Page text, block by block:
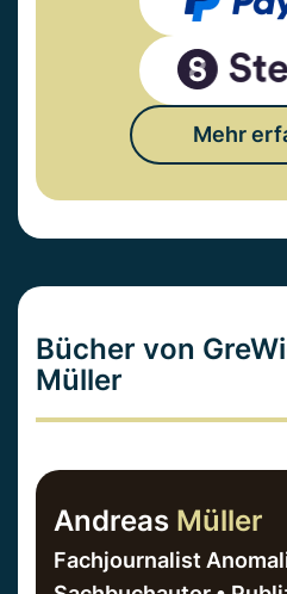
Mehr
Bücher von
Müller
Andreas Müller
Fachjournalist